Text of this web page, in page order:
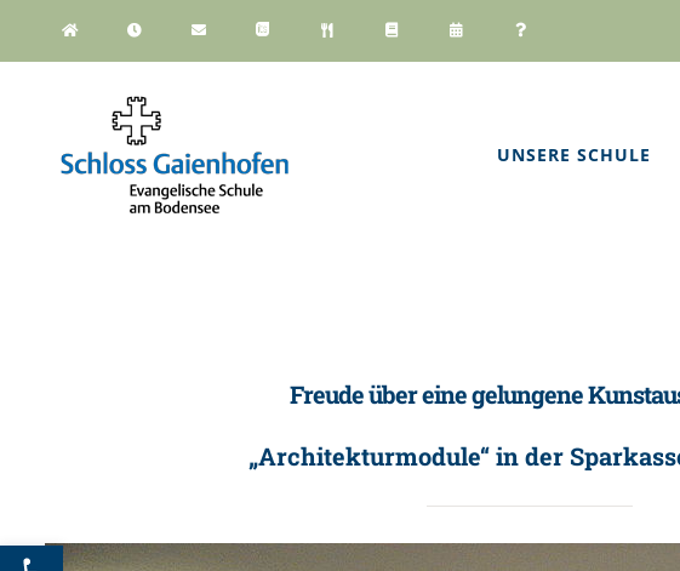
Werkzeugleiste öffnen
Inhalt
UNSERE SCHULE
Freude über eine gelungene
„Architekturmodule“ in der